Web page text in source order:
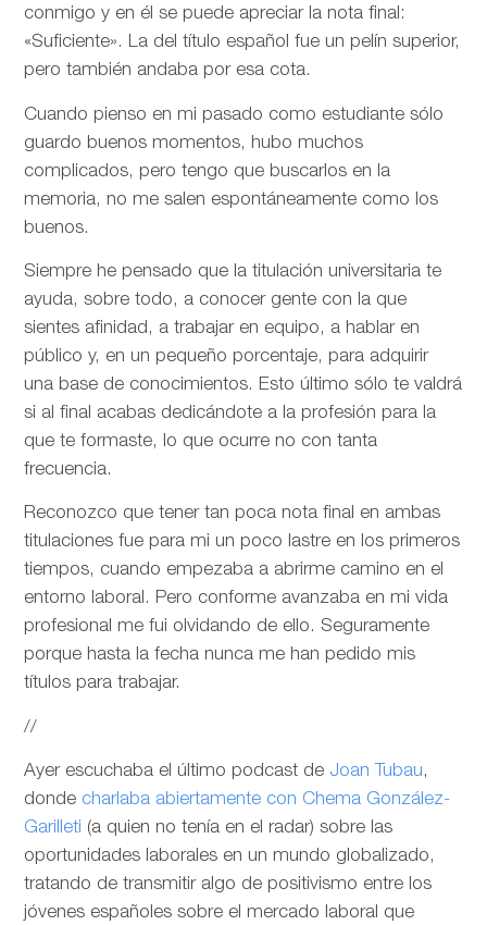
conmigo y en él se puede apreciar la nota final:
«Suficiente». La del título español fue un pelín superior,
pero también andaba por esa cota.
Cuando pienso en mi pasado como estudiante sólo
guardo buenos momentos, hubo muchos
complicados, pero tengo que buscarlos en la
memoria, no me salen espontáneamente como los
buenos.
Siempre he pensado que la titulación universitaria te
ayuda, sobre todo, a conocer gente con la que
sientes afinidad, a trabajar en equipo, a hablar en
público y, en un pequeño porcentaje, para adquirir
una base de conocimientos. Esto último sólo te valdrá
si al final acabas dedicándote a la profesión para la
que te formaste, lo que ocurre no con tanta
frecuencia.
Reconozco que tener tan poca nota final en ambas
titulaciones fue para mi un poco lastre en los primeros
tiempos, cuando empezaba a abrirme camino en el
entorno laboral. Pero conforme avanzaba en mi vida
profesional me fui olvidando de ello. Seguramente
porque hasta la fecha nunca me han pedido mis
títulos para trabajar.
//
Ayer escuchaba el último podcast de Joan Tubau,
donde charlaba abiertamente con Chema González-
Garilleti (a quien no tenía en el radar) sobre las
oportunidades laborales en un mundo globalizado,
tratando de transmitir algo de positivismo entre los
jóvenes españoles sobre el mercado laboral que